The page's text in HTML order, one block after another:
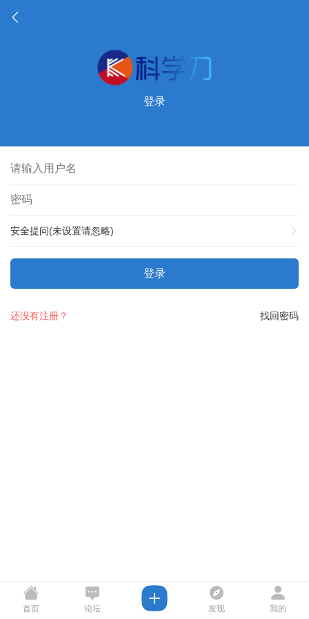
登录
安全提问(未设置请忽略)
登录
找回密码
还没有注册？
首页 论坛 发现 我的